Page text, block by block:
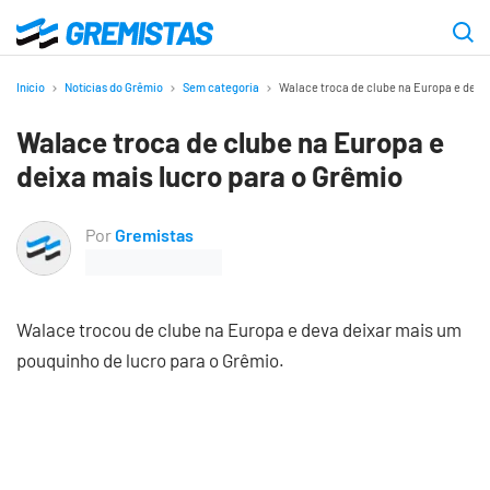
para
principal
Gremistas
Início Notícias do Grêmio Sem categoria Walace troca de clube na Europa e
Walace troca de clube na Europa e
deixa mais lucro para o Grêmio
PorGremistas
Walace trocou de clube na Europa e deva deixar mais um
pouquinho de lucro para o Grêmio.